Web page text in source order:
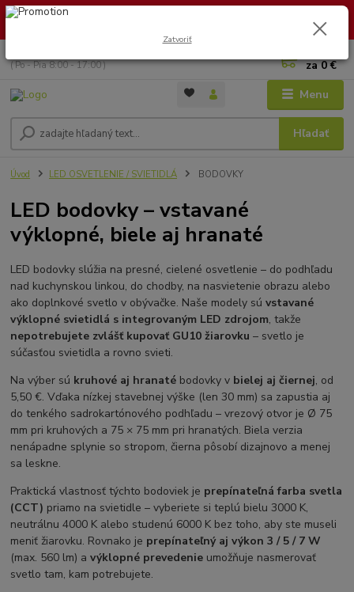
🏖️ DOVOLENKA 30.7.2026 – 9.8.2026 · Objednávky vybavíme po
Menu
Hľadať
( Po - Pia 8:00 - 17:00 )
za0 €
Úvod LED OSVETLENIE / SVIETIDLÁ BODOVKY
LED bodovky – vstavané
výklopné, biele aj hranaté
LED bodovky slúžia na presné, cielené osvetlenie – do podhľadu
nad kuchynskou linkou, do chodby, na nasvietenie obrazu alebo
ako doplnkové svetlo v obývačke. Naše modely súvstavané
výklopné svietidlá s integrovaným LED zdrojom, takže
nepotrebujete zvlášť kupovať GU10 žiarovku – svetlo je
súčasťou svietidla a rovno svieti.
Na výber sú kruhové aj hranaté bodovky v bielej aj čiernej, od
5,50 €. Vďaka nízkej stavebnej výške (len 30 mm) sa zapustia aj
do tenkého sadrokartónového podhľadu – vrezový otvor je Ø 75
mm pri kruhových a 75 × 75 mm pri hranatých. Biela verzia
nenápadne splynie so stropom, čierna pôsobí dizajnovo a menej
sa leskne.
Praktická vlastnosť týchto bodoviek je prepínateľná farba svetla
(CCT) priamo na svietidle – vyberiete si teplú bielu 3000 K,
neutrálnu 4000 K alebo studenú 6000 K bez toho, aby ste museli
meniť žiarovku. Rovnako je prepínateľný aj výkon 3 / 5 / 7 W
(max. 560 lm) avýklopné prevedenie umožňuje nasmerovať
svetlo tam, kam potrebujete.
Zatvoriť